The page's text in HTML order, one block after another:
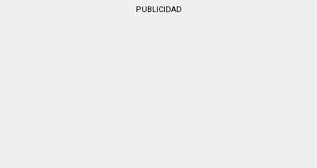
PUBLICIDAD